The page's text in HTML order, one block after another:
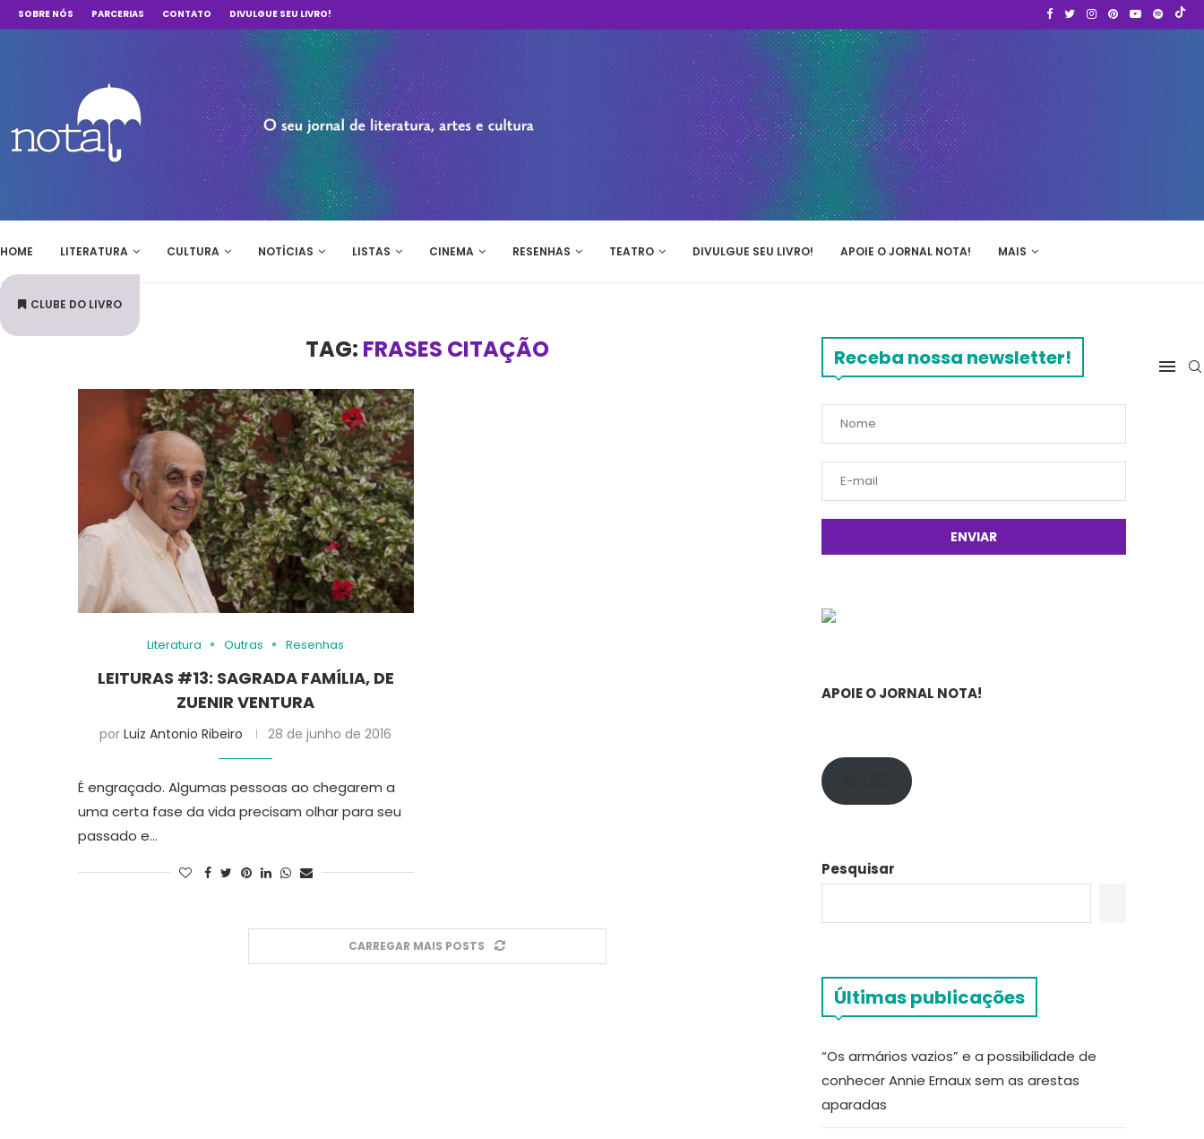
SOBRE NÓS PARCERIAS CONTATO DIVULGUE SEU LIVRO!
HOME LITERATURA CULTURA NOTÍCIAS LISTAS CINEMA RESENHAS TEATRO DIVULGUE SEU LIVRO! APOIE O JORNAL NOTA! MAIS
CLUBE DO LIVRO
TAG: FRASES CITAÇÃO
Literatura Outras Resenhas
LEITURAS #13: SAGRADA FAMÍLIA, DE
ZUENIR VENTURA
porLuiz Antonio Ribeiro 28 de junho de 2016
É engraçado. Algumas pessoas ao chegarem a
uma certa fase da vida precisam olhar para seu
passado e…
CARREGAR MAIS POSTS
Receba nossa newsletter!
APOIE O JORNAL NOTA!
Pesquisar
Últimas publicações
“Os armários vazios” e a possibilidade de
conhecer Annie Ernaux sem as arestas
aparadas